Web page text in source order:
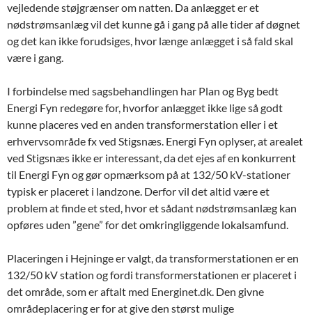
vejledende støjgrænser om natten. Da anlægget er et
nødstrømsanlæg vil det kunne gå i gang på alle tider af døgnet
og det kan ikke forudsiges, hvor længe anlægget i så fald skal
være i gang.
I forbindelse med sagsbehandlingen har Plan og Byg bedt
Energi Fyn redegøre for, hvorfor anlægget ikke lige så godt
kunne placeres ved en anden transformerstation eller i et
erhvervsområde fx ved Stigsnæs. Energi Fyn oplyser, at arealet
ved Stigsnæs ikke er interessant, da det ejes af en konkurrent
til Energi Fyn og gør opmærksom på at 132/50 kV-stationer
typisk er placeret i landzone. Derfor vil det altid være et
problem at finde et sted, hvor et sådant nødstrømsanlæg kan
opføres uden ”gene” for det omkringliggende lokalsamfund.
Placeringen i Hejninge er valgt, da transformerstationen er en
132/50 kV station og fordi transformerstationen er placeret i
det område, som er aftalt med Energinet.dk. Den givne
områdeplacering er for at give den størst mulige